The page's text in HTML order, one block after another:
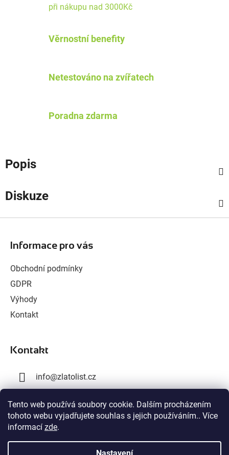
Tento web používá soubory cookie. Dalším procházením
tohoto webu vyjadřujete souhlas s jejich používáním.. Více
informací zde.
při nákupu nad 3000Kč
Věrnostní benefity
Netestováno na zvířatech
Poradna zdarma
Popis
Diskuze
Informace pro vás
Obchodní podmínky
GDPR
Výhody
Kontakt
Kontakt
info@zlatolist.cz
+420 777 300 576
+420 603 358 028